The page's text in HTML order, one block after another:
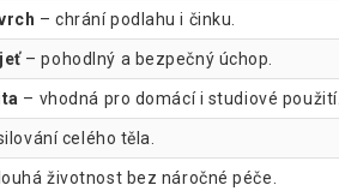
– chrání podlahu i činku.
– pohodlný a bezpečný úchop.
– vhodná pro domácí i studiové použití.
celého těla.
životnost bez náročné péče.